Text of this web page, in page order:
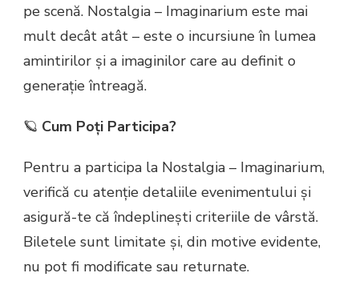
pe scenă. Nostalgia – Imaginarium este mai
mult decât atât – este o incursiune în lumea
amintirilor și a imaginilor care au definit o
generație întreagă.
🪐 Cum Poți Participa?
Pentru a participa la Nostalgia – Imaginarium,
verifică cu atenție detaliile evenimentului și
asigură-te că îndeplinești criteriile de vârstă.
Biletele sunt limitate și, din motive evidente,
nu pot fi modificate sau returnate.